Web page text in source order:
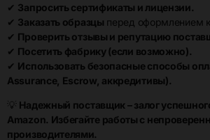
✔ Запросить сертификаты и лицензии.
✔ Заказать образцы перед оформлением
✔ Проверить отзывы и репутацию
✔ Посетить фабрику (если возможно).
✔ Использовать безопасные способы
Assurance, Escrow, аккредитивы).
💡 Надежный поставщик – залог
Amazon. Избегайте работы с
производителями.